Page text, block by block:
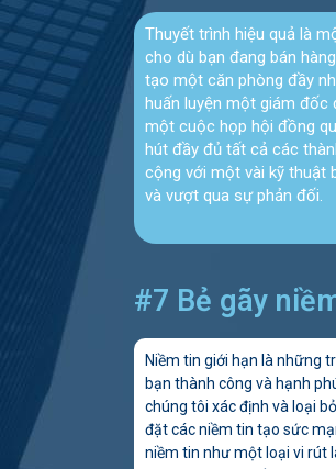
Thuyết trình hiệu quả là
cho dù bạn đang bán
tạo một căn phòng đầy
huấn luyện một giám đốc
một cuộc họp hội đồng
hút đầy đủ tất cả các
cộng với một vài kỹ thuật
và vượt qua sự phản đối.
#7 Bẻ gãy
Niềm tin giới hạn là những
bạn thành công và hạnh
chúng tôi xác định và loại
đặt các niềm tin tạo sức
niềm tin như một loại vi rút